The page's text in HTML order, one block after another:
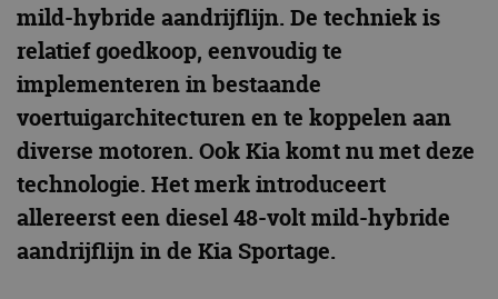
mild-hybride aandrijflijn. De techniek is
relatief goedkoop, eenvoudig te
implementeren in bestaande
voertuigarchitecturen en te koppelen aan
diverse motoren. Ook Kia komt nu met deze
technologie. Het merk introduceert
allereerst een diesel 48-volt mild-hybride
aandrijflijn in de Kia Sportage.